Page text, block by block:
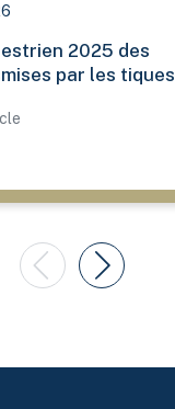
2025 des
par les tiques